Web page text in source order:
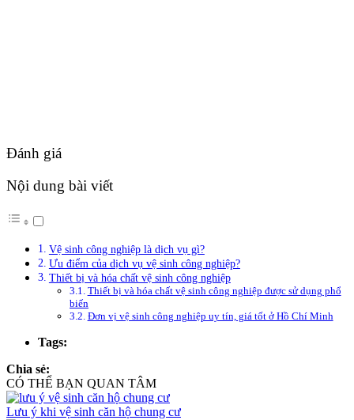
Đánh giá
Nội dung bài viết
Vệ sinh công nghiệp là dịch vụ gì?
Ưu điểm của dịch vụ vệ sinh công nghiệp?
Thiết bị và hóa chất vệ sinh công nghiệp
Thiết bị và hóa chất vệ sinh công nghiệp được sử dụng phổ
biến
Đơn vị vệ sinh công nghiệp uy tín, giá tốt ở Hồ Chí Minh
Tags:
Chia sẻ:
CÓ THỂ BẠN QUAN TÂM
Lưu ý khi vệ sinh căn hộ chung cư